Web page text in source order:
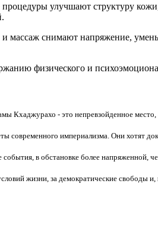
улучшают структуру
снимают напряжение,
физического и
Кхаджурахо - это непревзойденное
современного империализма. Они хотят
в обстановке более напряженной,
жизни, за демократические свободы